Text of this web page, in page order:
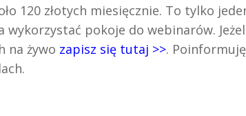
120 złotych miesięcznie. To tylko
wykorzystać pokoje do webinarów.
na żywo zapisz się tutaj >>.